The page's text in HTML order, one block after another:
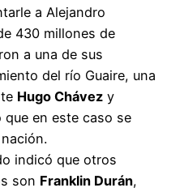
a Alejandro
430 millones de
a una de sus
del río Guaire, una
Hugo Chávez y
que en este caso se
indicó que otros
son Franklin Durán,